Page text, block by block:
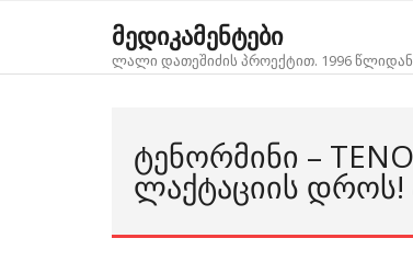
მედიკამენტები
ლალი დათეშიძის პროექტით. 1996
ᲢᲔᲜᲝᲠᲛᲘᲜᲘ –
ᲚᲐᲥᲢᲐᲪᲘᲘᲡ